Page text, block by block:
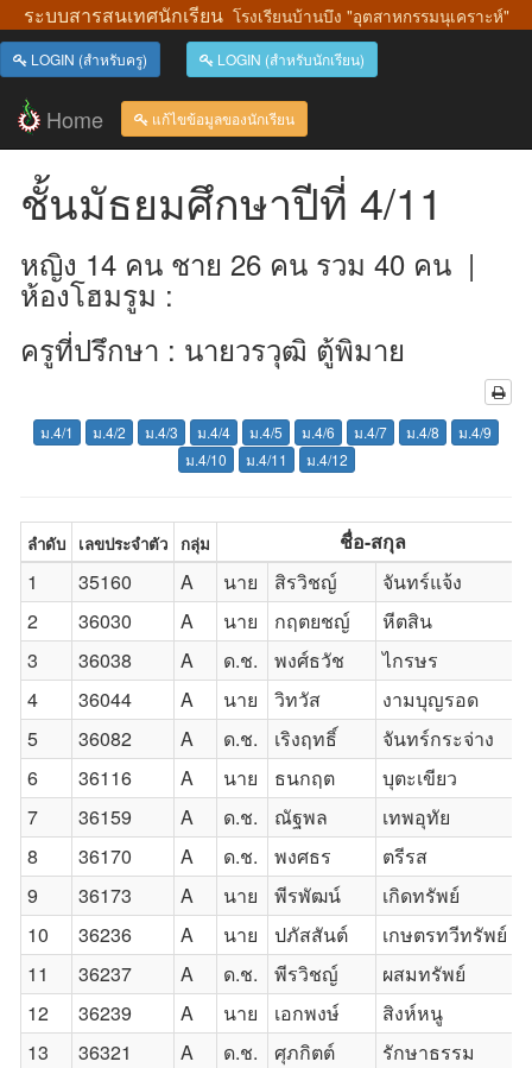
ระบบสารสนเทศนักเรียน โรงเรียนบ้านบึง "อุตสาหกรรมนุเคราะห์"
LOGIN (สำหรับครู) LOGIN (สำหรับนักเรียน)
แก้ไขข้อมูลของนักเรียน
Home
ชั้นมัธยมศึกษาปีที่ 4/11
หญิง 14 คน ชาย 26 คน รวม 40 คน |
ห้องโฮมรูม :
ครูที่ปรึกษา : นายวรวุฒิ ตู้พิมาย
ม.4/1 ม.4/2 ม.4/3 ม.4/4 ม.4/5 ม.4/6 ม.4/7 ม.4/8
ม.4/9
ม.4/10
ม.4/11 ม.4/12
ลำดับ เลขประจำตัว กลุ่ม
ชื่อ-สกุล
1
35160 A นาย สิรวิชญ์
จันทร์แจ้ง
2
36030 A นาย กฤตยชญ์
หีตสิน
3
36038 A ด.ช. พงศ์ธวัช
ไกรษร
4
36044 A นาย วิทวัส
งามบุญรอด
5
36082 A ด.ช. เริงฤทธิ์
จันทร์กระจ่าง
6
36116 A นาย ธนกฤต
บุตะเขียว
7
36159 A ด.ช. ณัฐพล
เทพอุทัย
8
36170 A ด.ช. พงศธร
ตรีรส
9
36173 A นาย พีรพัฒน์
เกิดทรัพย์
10
36236 A นาย ปภัสสันต์
เกษตรทวีทรัพย์
11
36237 A ด.ช. พีรวิชญ์
ผสมทรัพย์
12
36239 A นาย เอกพงษ์
สิงห์หนู
13
36321 A ด.ช. ศุภกิตต์
รักษาธรรม